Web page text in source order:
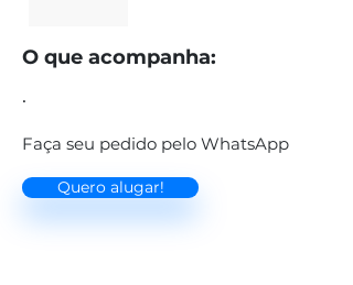
O que acompanha:
.
Faça seu pedido pelo WhatsApp
Quero alugar!